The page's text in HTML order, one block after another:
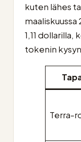
kuten lähes
1,11
tokenin
Terra-